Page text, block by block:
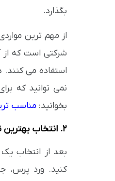
بگذارد.
از مهم ترین
شرکتی است که از
استفاده می
نمی توانید که
بخوانید: مناسب
2. انتخاب بهترین نوع سیستم مدیریت محتوا
بعد از انتخاب
کنید. ورد پرس،